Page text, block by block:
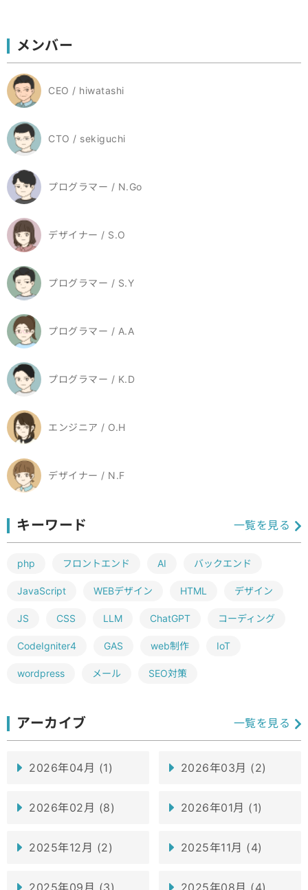
メンバー
CEO / hiwatashi
CTO / sekiguchi
プログラマー / N.Go
デザイナー / S.O
プログラマー / S.Y
プログラマー / A.A
プログラマー / K.D
エンジニア / O.H
デザイナー / N.F
キーワード
php フロントエンド AI バックエンド
JavaScript WEBデザイン HTML デザイン
JS CSS LLM ChatGPT コーディング
CodeIgniter4 GAS web制作 IoT
wordpress メール SEO対策
一覧を見る
アーカイブ
2026年04月 (1) 2026年03月 (2)
2026年02月 (8) 2026年01月 (1)
2025年12月 (2) 2025年11月 (4)
一覧を見る